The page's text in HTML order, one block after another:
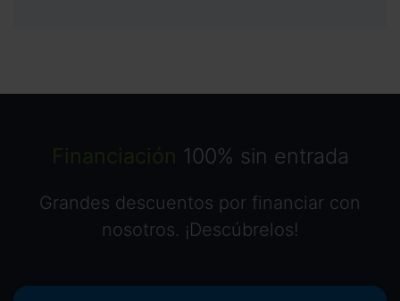
Financiación 100% sin entrada
Grandes descuentos por financiar con
nosotros. ¡Descúbrelos!